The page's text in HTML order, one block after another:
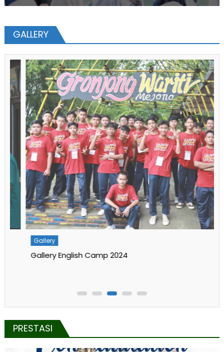
GALLERY
Gallery
Gallery English Camp 2024
PRESTASI